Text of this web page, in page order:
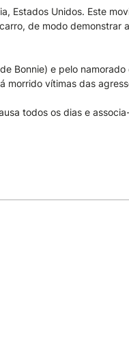
Estados Unidos. Este
de modo
Bonnie) e pelo
morrido vítimas das
todos os dias e